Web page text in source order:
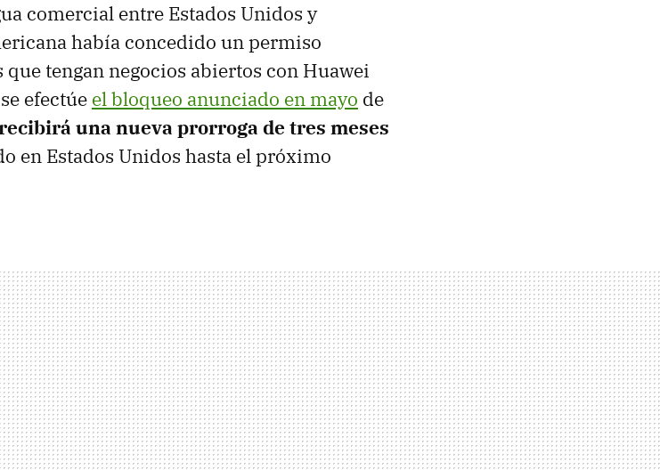
comercial entre Estados Unidos y
había concedido un permiso
que tengan negocios abiertos con Huawei
efectúe el bloqueo anunciado en mayo de
una nueva prorroga de tres meses
en Estados Unidos hasta el próximo